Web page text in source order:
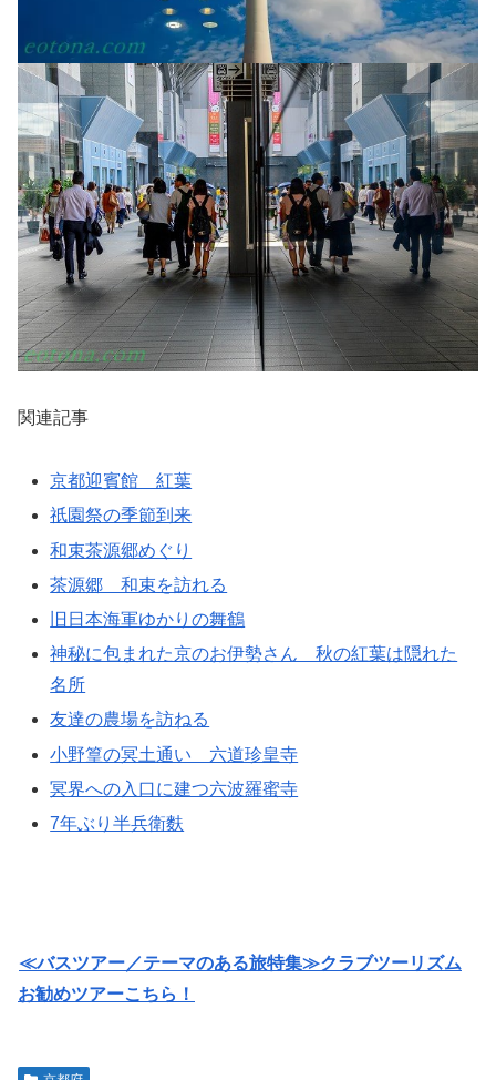
関連記事
京都迎賓館 紅葉
祇園祭の季節到来
和束茶源郷めぐり
茶源郷 和束を訪れる
旧日本海軍ゆかりの舞鶴
神秘に包まれた京のお伊勢さん 秋の紅葉は隠れた
名所
友達の農場を訪ねる
小野篁の冥土通い 六道珍皇寺
冥界への入口に建つ六波羅蜜寺
7年ぶり半兵衛麩
≪バスツアー／テーマのある旅特集≫クラブツーリズム
お勧めツアーこちら！